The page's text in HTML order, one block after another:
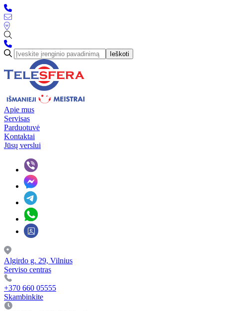
Ieškoti
Apie mus
Servisas
Parduotuvė
Kontaktai
Jūsų verslui
Algirdo g. 29, Vilnius
Serviso centras
+370 660 05555
Skambinkite